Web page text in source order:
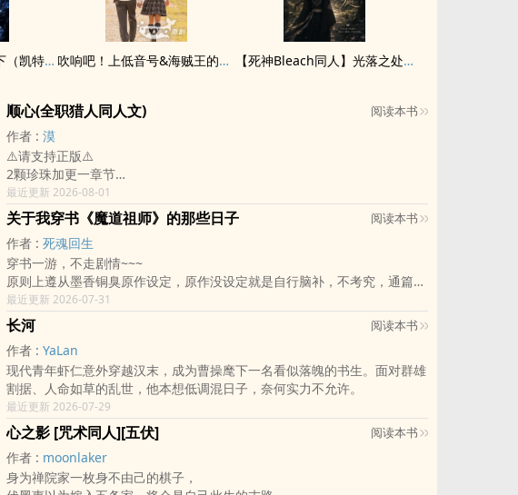
【猎人同人】月映之下（凯特BG） 吹响吧！上低音号&海贼王的校园生活日常 【死神Bleach同人】光落之处（平子BG）
顺心(全职猎人同人文) 阅读本书
作者 : 漠
⚠️请支持正版⚠️
2颗珍珠加更一章节
第一季:过去与现在
「你叫什么名字？」
少女好不容易喘过气来，站在死亡边缘的感觉她还是第一次体会到。
「寒禀。」
；
库洛洛笑笑。
「不必这么麻烦。」他缓慢地走到寒禀面前，擡起她的手轻轻在手背上落下
一吻。
「寒禀小姐。」
「我是否有这个荣幸邀您共舞一曲？」
；
「为什么。」寒禀问，看着那空洞的、与自己十分相似的眸子。
「为什么说爱我，却又要离开我。」
「你不爱我。」
他收起念针，垂眸，凑近闻了闻少女发间的清香。
「是你。」
最近更新 2026-08-01
关于我穿书《魔道祖师》的那些日子 阅读本书
作者 : 死魂回生
穿书一游，不走剧情~~~
原则上遵从墨香铜臭原作设定，原作没设定就是自行脑补，不考究，通篇脑
洞！
仅遵忘羡，无其他CP，走团宠后宫，妄念满满，基本上就是写来自嗨的，
若有本命，还请自行避雷，须谨慎服用！
至于OOC，就让他OOC吧！反正一切只是梦......
※收费章节的标准基本上是以个人的独断与偏见还有字数为依据，望周知，
感谢赐粮~~~
最近更新 2026-07-31
长河 阅读本书
作者 : YaLan
现代青年虾仁意外穿越汉末，成为曹操麾下一名看似落魄的书生。面对群雄
割据、人命如草的乱世，他本想低调混日子，奈何实力不允许。
最近更新 2026-07-29
心之影 [咒术同人][五伏] 阅读本书
作者 : moonlaker
身为禅院家一枚身不由己的棋子，